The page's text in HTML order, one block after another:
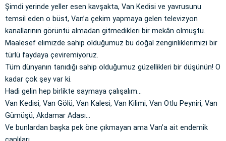
Şimdi yerinde yeller esen kavşakta, Van Kedisi ve yavrusunu
temsil eden o büst, Van’a çekim yapmaya gelen televizyon
kanallarının görüntü almadan gitmedikleri bir mekân olmuştu.
Maalesef elimizde sahip olduğumuz bu doğal zenginliklerimizi bir
türlü faydaya çeviremiyoruz.
Tüm dünyanın tanıdığı sahip olduğumuz güzellikleri bir düşünün! O
kadar çok şey var ki.
Hadi gelin hep birlikte saymaya çalışalım…
Van Kedisi, Van Gölü, Van Kalesi, Van Kilimi, Van Otlu Peyniri, Van
Gümüşü, Akdamar Adası…
Ve bunlardan başka pek öne çıkmayan ama Van’a ait endemik